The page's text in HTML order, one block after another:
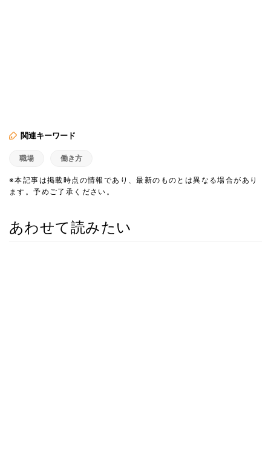
関連キーワード
職場 働き方
※本記事は掲載時点の情報であり、最新のものとは異なる場合があり
ます。予めご了承ください。
あわせて読みたい